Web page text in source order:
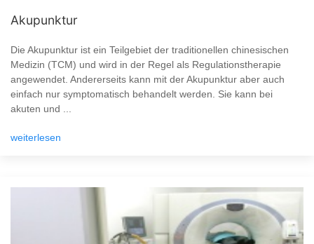
Akupunktur
Die Akupunktur ist ein Teilgebiet der traditionellen chinesischen
Medizin (TCM) und wird in der Regel als Regulationstherapie
angewendet. Andererseits kann mit der Akupunktur aber auch
einfach nur symptomatisch behandelt werden. Sie kann bei
akuten und ...
weiterlesen